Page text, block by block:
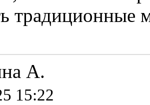
традиционные
А.
15:22